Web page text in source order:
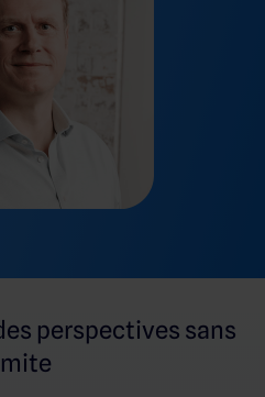
perspectives sans